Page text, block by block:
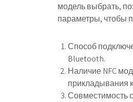
модель выбрать,
параметры, чтобы
Способ
Bluetooth.
Наличие NFC
прикладывания
Совместимость